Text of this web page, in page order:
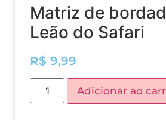
Matriz de
Leão do Safari
R$ 9,99
Adicionar ao